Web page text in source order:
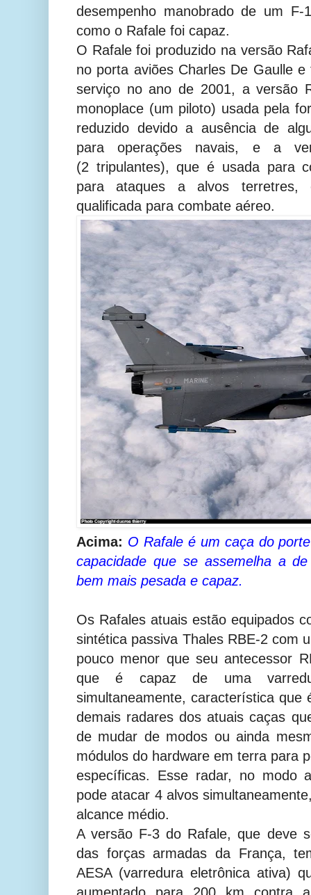
desempenho manobrado de um
como o Rafale foi capaz.
O Rafale foi produzido na versão
no porta aviões Charles De Gaulle
serviço no ano de 2001, a versão
monoplace (um piloto) usada pela
reduzido devido a ausência de
para operações navais, e a
(2 tripulantes), que é usada para
para ataques a alvos terretres,
qualificada para combate aéreo.
Acima: O Rafale é um caça do
capacidade que se assemelha a
bem mais pesada e capaz.
Os Rafales atuais estão equipados
sintética passiva Thales RBE-2 com
pouco menor que seu antecessor
que é capaz de uma
simultaneamente, característica que
demais radares dos atuais caças
de mudar de modos ou ainda
módulos do hardware em terra para
específicas. Esse radar, no modo
pode atacar 4 alvos
alcance médio.
A versão F-3 do Rafale, que deve
das forças armadas da França,
AESA (varredura eletrônica ativa)